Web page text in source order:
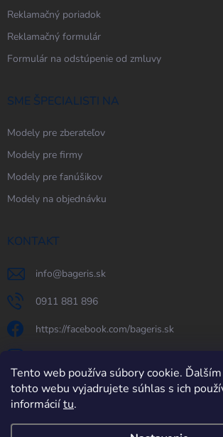
Tento web používa súbory cookie.
tohto webu vyjadrujete súhlas s ich
informáciítu.
Reklamačný poriadok
Reklamačný formulár
Formulár na odstúpenie od zmluvy
SME ŠPECIALISTI NA
Modely pre zberateľov
Modely pre firmy
Modely pre fanúšikov
Modely na objednávku
KONTAKT
info@bageris.sk
0911 881 896
https://facebook.com/bageris.sk
https://www.youtube.com/@bageris